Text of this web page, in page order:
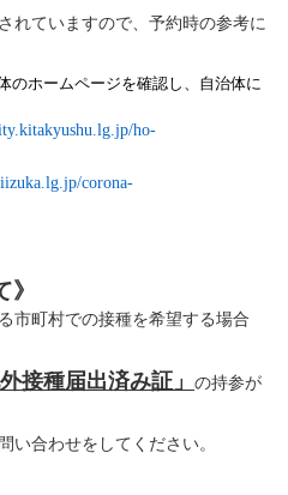
れていますので、予約時の参考に
のホームページを確認し、自治体に
ho-
corona-
市町村での接種を希望する場合
接種届出済み証」
の持参が
い合わせをしてください。